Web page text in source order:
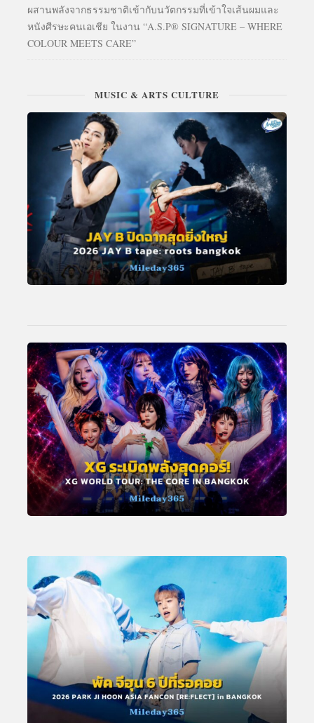
ผสานพลังจากธรรมชาติเข้ากับนวัตกรรมที่เข้าใจเส้นผมและ
หนังศีรษะคนเอเชีย ในงาน “A.S.P® SIGNATURE – WHERE
COLOUR MEETS CARE”
MUSIC & ARTS CULTURE